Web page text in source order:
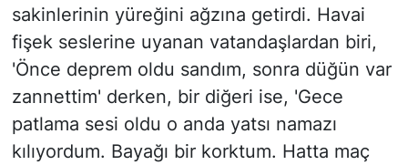
sakinlerinin yüreğini ağzına getirdi. Havai
fişek seslerine uyanan vatandaşlardan biri,
'Önce deprem oldu sandım, sonra düğün var
zannettim' derken, bir diğeri ise, 'Gece
patlama sesi oldu o anda yatsı namazı
kılıyordum. Bayağı bir korktum. Hatta maç